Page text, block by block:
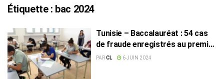
Étiquette : bac 2024
Tunisie – Baccalauréat : 54 cas
de fraude enregistrés au premier
jour des épreuves
PARCL 6 JUIN 2024